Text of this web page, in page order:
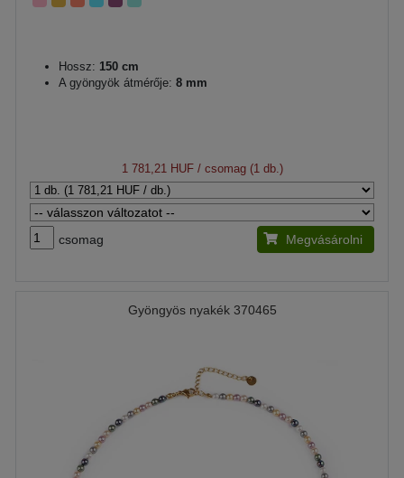
Hossz: 150 cm
A gyöngyök átmérője: 8 mm
1 781,21 HUF/ csomag (1 db.)
csomag Megvásárolni
Gyöngyös nyakék 370465